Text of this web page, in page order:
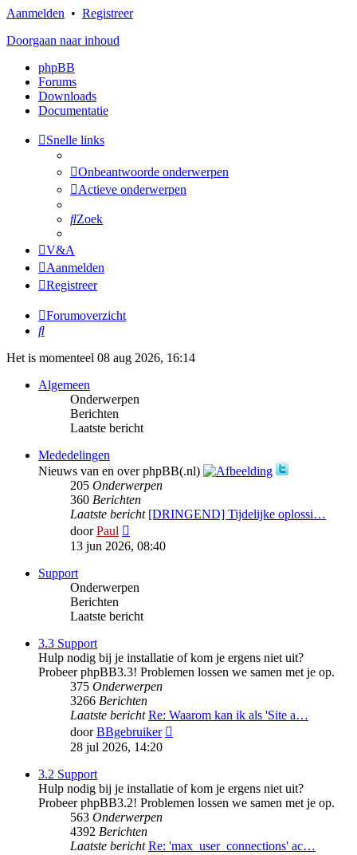
Aanmelden • Registreer
Doorgaan naar inhoud
phpBB
Forums
Downloads
Documentatie
Snelle links
Onbeantwoorde onderwerpen
Actieve onderwerpen
Zoek
V&A
Aanmelden
Registreer
Forumoverzicht
Zoek
Het is momenteel 08 aug 2026, 16:14
Algemeen
Onderwerpen
Berichten
Laatste bericht
Mededelingen
Nieuws van en over phpBB(.nl)
205 Onderwerpen
360 Berichten
Laatste bericht [DRINGEND] Tijdelijke oplossi…
doorPaul
laatste
bericht
13 jun 2026, 08:40
Support
Onderwerpen
Berichten
Laatste bericht
3.3 Support
Hulp nodig bij je installatie of kom je ergens niet uit?
Probeer phpBB3.3! Problemen lossen we samen met je op.
375 Onderwerpen
3266 Berichten
Laatste bericht Re: Waarom kan ik als 'Site a…
doorBBgebruiker
28 jul 2026, 14:20
3.2 Support
Hulp nodig bij je installatie of kom je ergens niet uit?
Probeer phpBB3.2! Problemen lossen we samen met je op.
563 Onderwerpen
4392 Berichten
Laatste bericht Re: 'max_user_connections' ac…